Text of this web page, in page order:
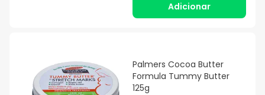
Adicionar
Palmers Cocoa Butter
Formula Tummy Butter
125g